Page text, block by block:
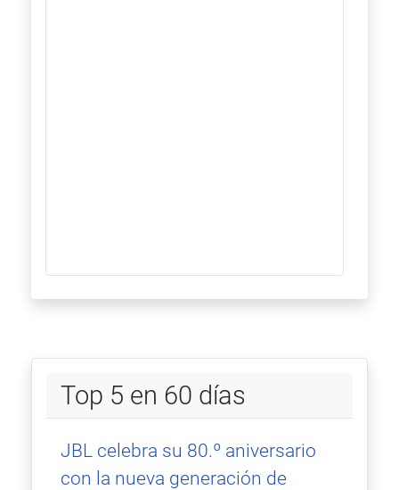
Top 5 en 60 días
JBL celebra su 80.º aniversario
con la nueva generación de